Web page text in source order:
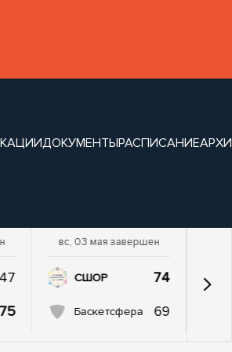
ДОКУМЕНТЫРАСПИСАНИЕ
47
75
вс, 03 мая завершен
СШОР 74
Баскетсфера 69